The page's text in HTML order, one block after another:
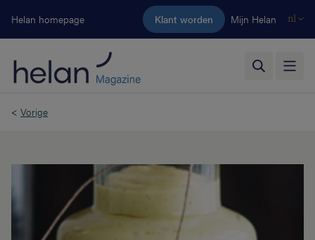
Ga naar de hoofdinhoud
Helan homepage Klant worden Mijn Helan nl
< Vorige